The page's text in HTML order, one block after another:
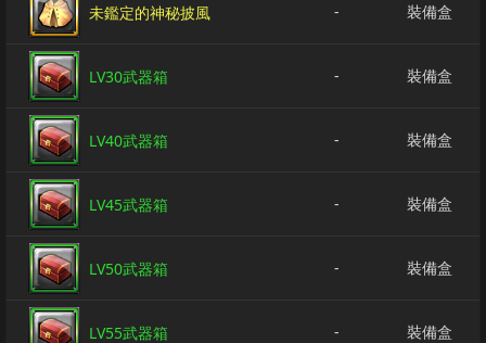
未鑑定的神秘披風 - 裝備盒
LV30武器箱 - 裝備盒
LV40武器箱 - 裝備盒
LV45武器箱 - 裝備盒
LV50武器箱 - 裝備盒
LV55武器箱 - 裝備盒